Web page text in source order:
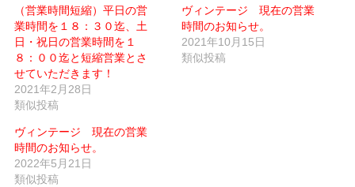
メ
ー
ル
で
送
信
(新
し
い
ウ
ィ
ン
ウ
で
開
き
ま
す)
し
い
ウ
ィ
ン
ド
ウ
で
開
き
（営業時間短縮）平日の営
業時間を１８：３０迄、土
日・祝日の営業時間を１
８：００迄と短縮営業とさ
せていただきます！
2021年2月28日
類似投稿
ヴィンテージ 現在の営業
時間のお知らせ。
2021年10月15日
類似投稿
ヴィンテージ 現在の営業
時間のお知らせ。
2022年5月21日
類似投稿